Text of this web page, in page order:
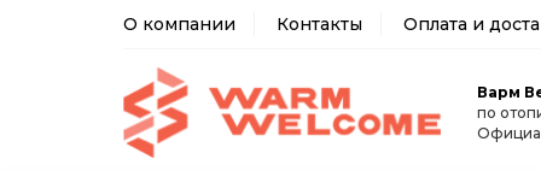
О компании Контакты Оплата и
Варм
по